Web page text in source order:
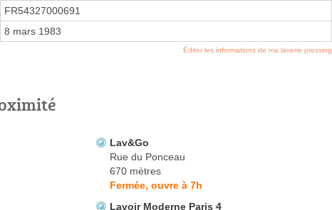
FR54327000691
8 mars 1983
Éditer les informations de ma laverie pressing
Lav&Go
Rue du Ponceau
670 mètres
Fermée, ouvre à 7h
Lavoir Moderne Paris 4